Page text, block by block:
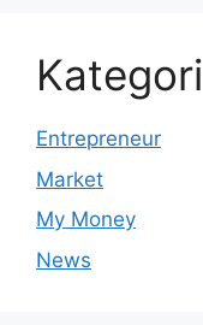
Kategori
Entrepreneur
Market
My Money
News